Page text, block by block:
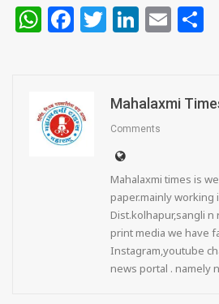
WhatsApp
Facebook
TwitterEmail
Mahalaxmi
Comments
Mahalaxmi times is
paper.mainly working
Dist.kolhapur,sangli n
print media we have
Instagram,youtube
news portal . namely